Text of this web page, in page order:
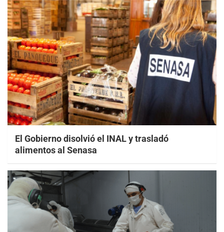
El Gobierno disolvió el INAL y trasladó
alimentos al Senasa